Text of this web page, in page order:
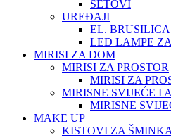
SETOVI
UREĐAJI
EL.
LED LAMPE
MIRISI ZA DOM
MIRISI ZA PROSTOR
MIRISI ZA
MIRISNE SVIJEĆE I
MIRISNE
MAKE UP
KISTOVI ZA